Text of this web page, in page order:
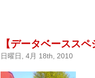
【データベースス
日曜日, 4月 18th, 2010